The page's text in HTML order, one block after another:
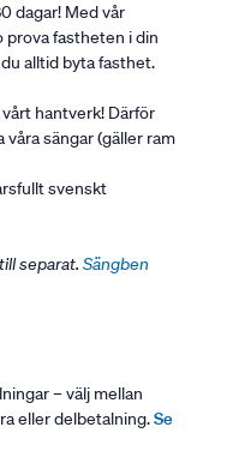
dagar! Med vår
prova fastheten i din
alltid byta fasthet.
hantverk! Därför
våra sängar (gäller ram
svenskt
separat. Sängben
– välj mellan
eller delbetalning.Se